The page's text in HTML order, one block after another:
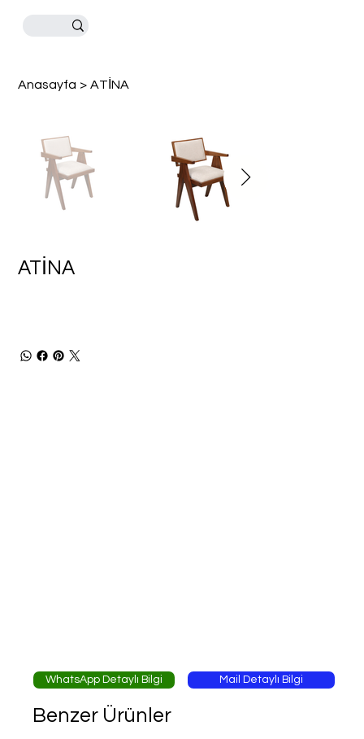
Anasayfa > ATİNA
ATİNA
WhatsApp Detaylı Bilgi Mail Detaylı Bilgi
Benzer Ürünler